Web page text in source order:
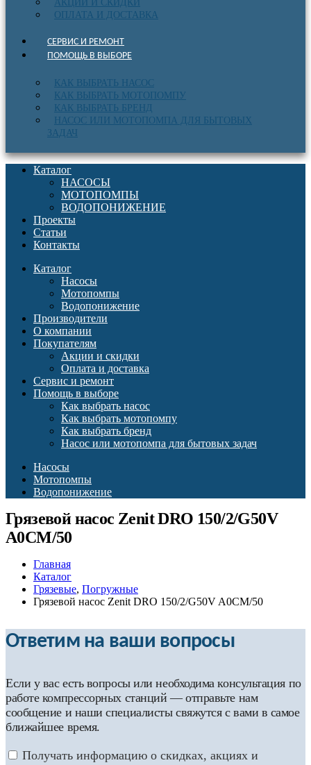
АКЦИИ И СКИДКИ
ОПЛАТА И ДОСТАВКА
СЕРВИС И РЕМОНТ
ПОМОЩЬ В ВЫБОРЕ
КАК ВЫБРАТЬ НАСОС
КАК ВЫБРАТЬ МОТОПОМПУ
КАК ВЫБРАТЬ БРЕНД
НАСОС ИЛИ МОТОПОМПА ДЛЯ БЫТОВЫХ
ЗАДАЧ
Каталог
НАСОСЫ
МОТОПОМПЫ
ВОДОПОНИЖЕНИЕ
Проекты
Статьи
Контакты
Каталог
Насосы
Мотопомпы
Водопонижение
Производители
О компании
Покупателям
Акции и скидки
Оплата и доставка
Сервис и ремонт
Помощь в выборе
Как выбрать насос
Как выбрать мотопомпу
Как выбрать бренд
Насос или мотопомпа для бытовых задач
Насосы
Мотопомпы
Водопонижение
Грязевой насос Zenit DRO 150/2/G50V
A0CM/50
Главная
Каталог
Грязевые, Погружные
Грязевой насос Zenit DRO 150/2/G50V A0CM/50
Ответим на ваши вопросы
Если у вас есть вопросы или необходима консультация по
работе компрессорных станций — отправьте нам
сообщение и наши специалисты свяжутся с вами в самое
ближайшее время.
Получать информацию о скидках, акциях и